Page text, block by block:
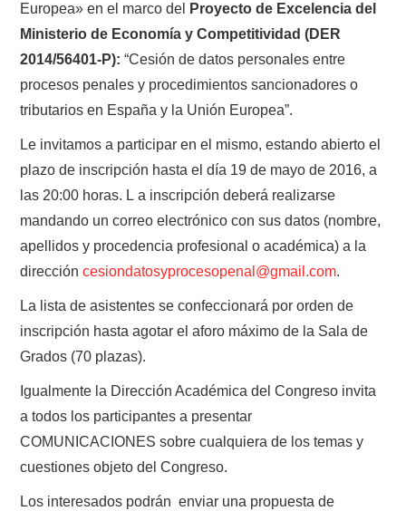
Europea» en el marco del
Proyecto de Excelencia del
Ministerio de Economía y Competitividad (DER
2014/56401-P): “Cesión de datos personales entre
procesos penales y procedimientos sancionadores o
tributarios en España y la Unión Europea”.
Le invitamos a participar en el mismo, estando abierto el
plazo de inscripción hasta el día 19 de mayo de 2016, a
las 20:00 horas. L a inscripción deberá realizarse
mandando un correo electrónico con sus datos (nombre,
apellidos y procedencia profesional o académica) a la
direccióncesiondatosyprocesopenal@gmail.com.
La lista de asistentes se confeccionará por orden de
inscripción hasta agotar el aforo máximo de la Sala de
Grados (70 plazas).
Igualmente la Dirección Académica del Congreso invita
a todos los participantes a presentar
COMUNICACIONES sobre cualquiera de los temas y
cuestiones objeto del Congreso.
Los interesados podrán enviar una propuesta de